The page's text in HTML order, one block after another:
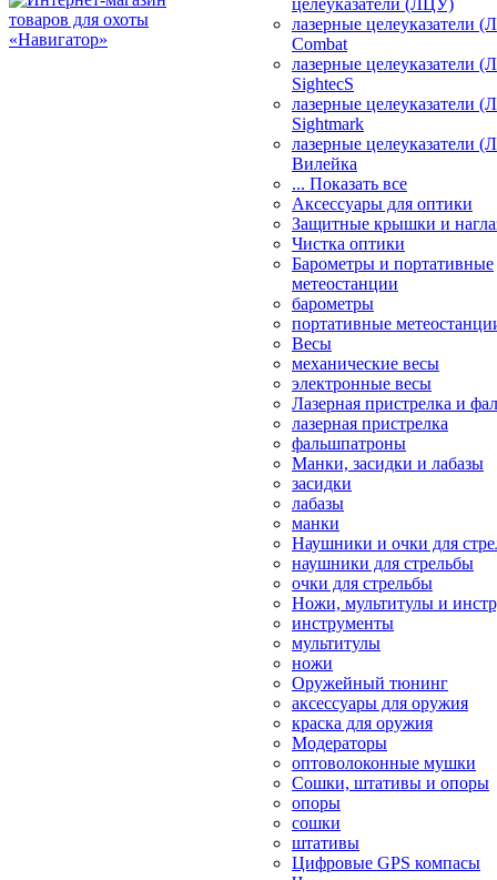
целеуказатели (ЛЦУ)
лазерные целеуказатели
Combat
лазерные целеуказатели
SightecS
лазерные целеуказатели
Sightmark
лазерные целеуказатели
Вилейка
... Показать все
Аксессуары для оптики
Защитные крышки и
Чистка оптики
Барометры и портативные
метеостанции
барометры
портативные
Весы
механические весы
электронные весы
Лазерная пристрелка и
лазерная пристрелка
фальшпатроны
Манки, засидки и лабазы
засидки
лабазы
манки
Наушники и очки для
наушники для стрельбы
очки для стрельбы
Ножи, мультитулы и
инструменты
мультитулы
ножи
Оружейный тюнинг
аксессуары для оружия
краска для оружия
Модераторы
оптоволоконные мушки
Сошки, штативы и опоры
опоры
сошки
штативы
Цифровые GPS компасы